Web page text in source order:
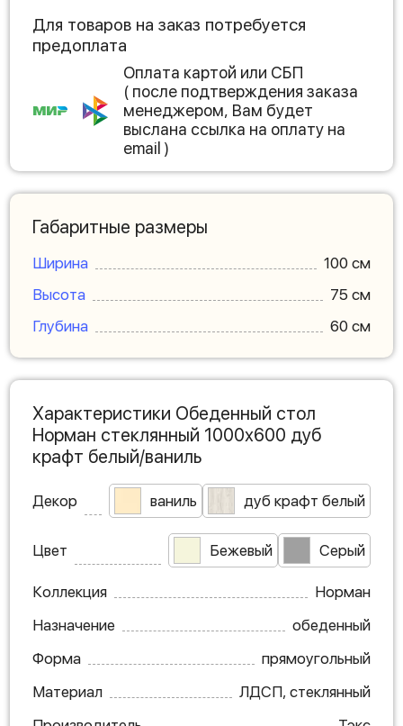
Для товаров на заказ потребуется
предоплата
Оплата картой или СБП
( после подтверждения заказа
менеджером, Вам будет
выслана ссылка на оплату на
email )
Габаритные размеры
Ширина
100 см
Высота
75 см
Глубина
60 см
Характеристики Обеденный стол
Норман стеклянный 1000х600 дуб
крафт белый/ваниль
Декор ваниль дуб крафт белый
Цвет Бежевый Серый
Коллекция
Норман
Назначение
обеденный
Форма
прямоугольный
Материал
ЛДСП, стеклянный